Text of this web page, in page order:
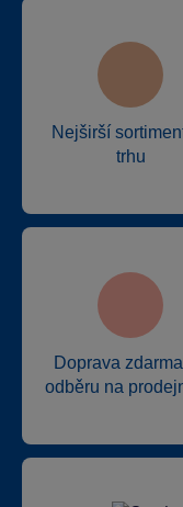
Nejširší
trhu
Doprava
odběru na